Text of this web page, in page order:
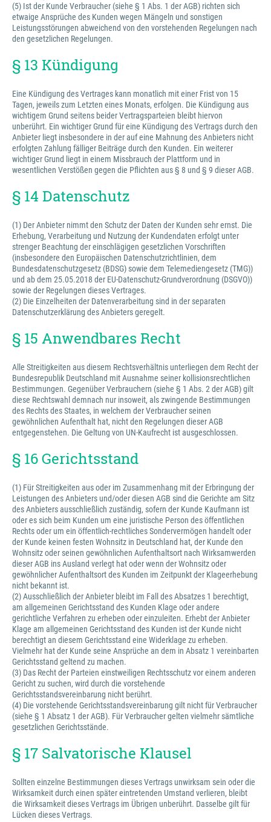
(5) Ist der Kunde Verbraucher (siehe § 1 Abs. 1 der AGB) richten sich
etwaige Ansprüche des Kunden wegen Mängeln und sonstigen
Leistungsstörungen abweichend von den vorstehenden Regelungen nach
den gesetzlichen Regelungen.
§ 13 Kündigung
Eine Kündigung des Vertrages kann monatlich mit einer Frist von 15
Tagen, jeweils zum Letzten eines Monats, erfolgen. Die Kündigung aus
wichtigem Grund seitens beider Vertragsparteien bleibt hiervon
unberührt. Ein wichtiger Grund für eine Kündigung des Vertrags durch den
Anbieter liegt insbesondere in der auf eine Mahnung des Anbieters nicht
erfolgten Zahlung fälliger Beiträge durch den Kunden. Ein weiterer
wichtiger Grund liegt in einem Missbrauch der Plattform und in
wesentlichen Verstößen gegen die Pflichten aus § 8 und § 9 dieser AGB.
§ 14 Datenschutz
(1) Der Anbieter nimmt den Schutz der Daten der Kunden sehr ernst. Die
Erhebung, Verarbeitung und Nutzung der Kundendaten erfolgt unter
strenger Beachtung der einschlägigen gesetzlichen Vorschriften
(insbesondere den Europäischen Datenschutzrichtlinien, dem
Bundesdatenschutzgesetz (BDSG) sowie dem Telemediengesetz (TMG))
und ab dem 25.05.2018 der EU-Datenschutz-Grundverordnung (DSGVO))
sowie der Regelungen dieses Vertrages.
(2) Die Einzelheiten der Datenverarbeitung sind in der separaten
Datenschutzerklärung des Anbieters geregelt.
§ 15 Anwendbares Recht
Alle Streitigkeiten aus diesem Rechtsverhältnis unterliegen dem Recht der
Bundesrepublik Deutschland mit Ausnahme seiner kollisionsrechtlichen
Bestimmungen. Gegenüber Verbrauchern (siehe § 1 Abs. 2 der AGB) gilt
diese Rechtswahl demnach nur insoweit, als zwingende Bestimmungen
des Rechts des Staates, in welchem der Verbraucher seinen
gewöhnlichen Aufenthalt hat, nicht den Regelungen dieser AGB
entgegenstehen. Die Geltung von UN-Kaufrecht ist ausgeschlossen.
§ 16 Gerichtsstand
(1) Für Streitigkeiten aus oder im Zusammenhang mit der Erbringung der
Leistungen des Anbieters und/oder diesen AGB sind die Gerichte am Sitz
des Anbieters ausschließlich zuständig, sofern der Kunde Kaufmann ist
oder es sich beim Kunden um eine juristische Person des öffentlichen
Rechts oder um ein öffentlich-rechtliches Sondervermögen handelt oder
der Kunde keinen festen Wohnsitz in Deutschland hat, der Kunde den
Wohnsitz oder seinen gewöhnlichen Aufenthaltsort nach Wirksamwerden
dieser AGB ins Ausland verlegt hat oder wenn der Wohnsitz oder
gewöhnlicher Aufenthaltsort des Kunden im Zeitpunkt der Klageerhebung
nicht bekannt ist.
(2) Ausschließlich der Anbieter bleibt im Fall des Absatzes 1 berechtigt,
am allgemeinen Gerichtsstand des Kunden Klage oder andere
gerichtliche Verfahren zu erheben oder einzuleiten. Erhebt der Anbieter
Klage am allgemeinen Gerichtsstand des Kunden ist der Kunde nicht
berechtigt an diesem Gerichtsstand eine Widerklage zu erheben.
Vielmehr hat der Kunde seine Ansprüche an dem in Absatz 1 vereinbarten
Gerichtsstand geltend zu machen.
(3) Das Recht der Parteien einstweiligen Rechtsschutz vor einem anderen
Gericht zu suchen, wird durch die vorstehende
Gerichtsstandsvereinbarung nicht berührt.
(4) Die vorstehende Gerichtsstandsvereinbarung gilt nicht für Verbraucher
(siehe § 1 Absatz 1 der AGB). Für Verbraucher gelten vielmehr sämtliche
gesetzlichen Gerichtsstände.
§ 17 Salvatorische Klausel
Sollten einzelne Bestimmungen dieses Vertrags unwirksam sein oder die
Wirksamkeit durch einen später eintretenden Umstand verlieren, bleibt
die Wirksamkeit dieses Vertrags im Übrigen unberührt. Dasselbe gilt für
Lücken dieses Vertrags.